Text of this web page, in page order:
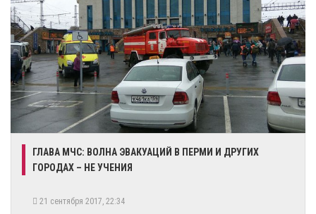
ГЛАВА МЧС: ВОЛНА ЭВАКУАЦИЙ В ПЕРМИ И ДРУГИХ
ГОРОДАХ – НЕ УЧЕНИЯ
21 сентября 2017, 22:34